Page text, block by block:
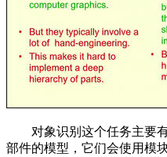
对象识别这个任务主要有
部件的模型，它们会使用模